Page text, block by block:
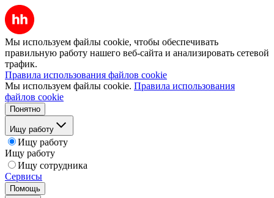
Мы используем файлы cookie, чтобы обеспечивать
правильную работу нашего веб-сайта и анализировать сетевой
трафик.
Правила использования файлов cookie
Мы используем файлы cookie. Правила использования
файлов cookie
Понятно
Ищу работу
Ищу работу
Ищу работу
Ищу сотрудника
Сервисы
Помощь